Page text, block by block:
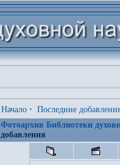
Начало · Последние
Фотоархив Библиотеки
добавления